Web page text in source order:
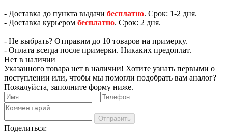
- Доставка до пункта выдачи бесплатно. Срок: 1-2 дня.
- Доставка курьером бесплатно. Срок: 2 дня.
- Не выбрать? Отправим до 10 товаров на примерку.
- Оплата всегда после примерки. Никаких предоплат.
Нет в наличии
Указанного товара нет в наличии! Хотите узнать первыми о
поступлении или, чтобы мы помогли подобрать вам аналог?
Пожалуйста, заполните форму ниже.
Отправить
Поделиться: